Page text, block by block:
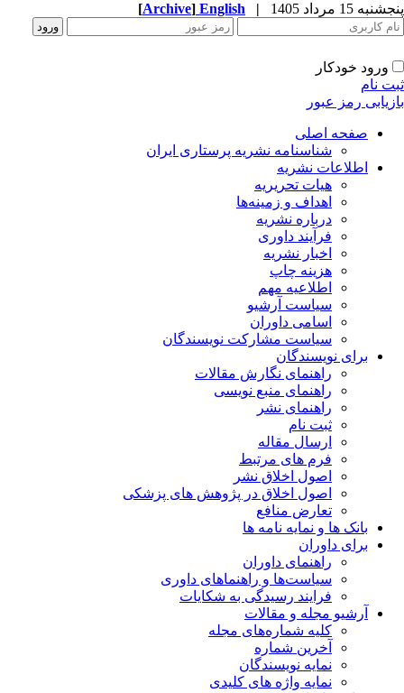
15 مرداد 1405 |
English
[Archive]
ورود خودکار
نام
رمز عبور
صفحه اصلی
شناسنامه نشریه پرستاری ایران
اطلاعات نشریه
هیات تحریریه
اهداف و زمینه‌ها
درباره نشریه
فرآیند داوری
اخبار نشریه
هزینه چاپ
اطلاعیه مهم
سیاست آرشیو
اسامی داوران
سیاست مشارکت نویسندگان
برای نویسندگان
راهنمای نگارش مقالات
راهنمای منبع نویسی
راهنمای نشر
ثبت نام
ارسال مقاله
فرم های مرتبط
اصول اخلاق نشر
اصول اخلاق در پژوهش های پزشکی
تعارض منافع
بانک ها و نمایه نامه ها
برای داوران
راهنمای داوران
سیاست‌ها و راهنماهای داوری
فرایند رسیدگی به شکایات
آرشیو مجله و مقالات
کلیه شماره‌های مجله
آخرین شماره
نمایه نویسندگان
نمایه واژه های کلیدی